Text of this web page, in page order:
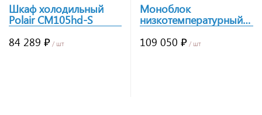
Шкаф холодильный
Polair CM105hd-S
84 289 ₽ / шт
Моноблок
низкотемпературный
Polair Light MB214R
109 050 ₽ / шт